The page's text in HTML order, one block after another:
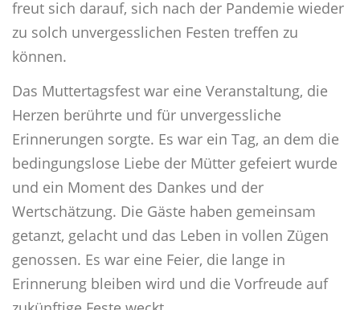
freut sich darauf, sich nach der Pandemie wieder
zu solch unvergesslichen Festen treffen zu
können.
Das Muttertagsfest war eine Veranstaltung, die
Herzen berührte und für unvergessliche
Erinnerungen sorgte. Es war ein Tag, an dem die
bedingungslose Liebe der Mütter gefeiert wurde
und ein Moment des Dankes und der
Wertschätzung. Die Gäste haben gemeinsam
getanzt, gelacht und das Leben in vollen Zügen
genossen. Es war eine Feier, die lange in
Erinnerung bleiben wird und die Vorfreude auf